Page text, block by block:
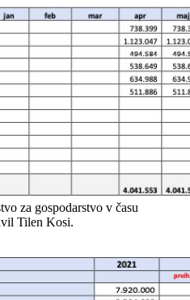
za gospodarstvo v času
Tilen Kosi.